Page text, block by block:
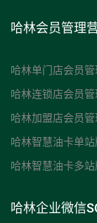
哈林会员管理
哈林单门店会员
哈林连锁店会员
哈林加盟店会员
哈林智慧油卡单
哈林智慧油卡多
哈林企业微信